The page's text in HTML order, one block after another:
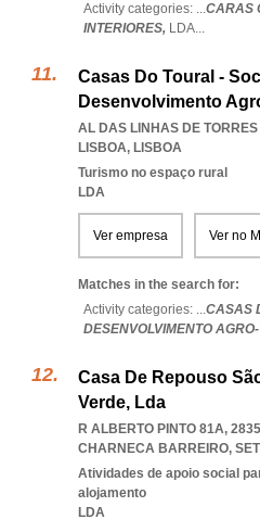
Activity categories: ...CARAS
INTERIORES, LDA...
Casas Do Toural -
Desenvolvimento
AL DAS LINHAS DE
LISBOA, LISBOA
Turismo no espaço rural
LDA
Ver empresa Ver no
Matches in the search for:
Activity categories: ...CASAS
DESENVOLVIMENTO
Casa De Repouso
Verde, Lda
R ALBERTO PINTO 81A,
CHARNECA BARREIRO,
Atividades de apoio social
alojamento
LDA